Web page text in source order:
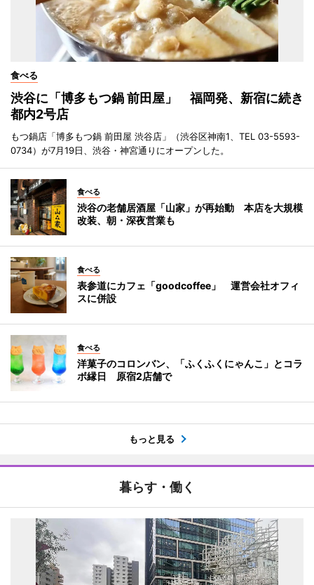
食べる
渋谷に「博多もつ鍋 前田屋」 福岡発、新宿に続き
都内2号店
もつ鍋店「博多もつ鍋 前田屋 渋谷店」（渋谷区神南1、TEL 03-5593-
0734）が7月19日、渋谷・神宮通りにオープンした。
食べる
渋谷の老舗居酒屋「山家」が再始動 本店を大規模
改装、朝・深夜営業も
食べる
表参道にカフェ「goodcoffee」 運営会社オフィ
スに併設
食べる
洋菓子のコロンバン、「ふくふくにゃんこ」とコラ
ボ縁日 原宿2店舗で
もっと見る
暮らす・働く